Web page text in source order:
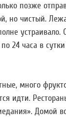
позже
но чистый.
устраивало.
24 часа в
много
идти.
Домой